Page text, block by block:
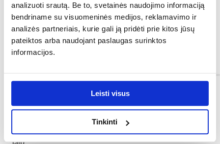
analizuoti srautą. Be to, svetainės naudojimo informaciją
bendriname su visuomeninės medijos, reklamavimo ir
analizės partneriais, kurie gali ją pridėti prie kitos jūsų
pateiktos arba naudojant paslaugas surinktos
informacijos.
Leisti visus
Tinkinti
sukamoji kėdė su porankiais
reguliuojamo aukščio
galima įsigyti mėlynos spalvos
penkių žvaigždučių pagrindas su ratukais
gaminį reikia surinkti savarankiškai
mėlyna
Taip